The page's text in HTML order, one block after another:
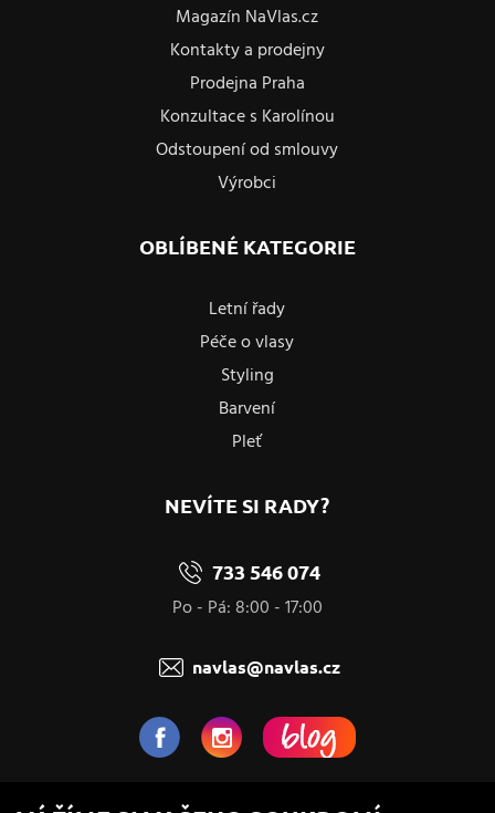
Magazín NaVlas.cz
Kontakty a prodejny
Prodejna Praha
Konzultace s Karolínou
Odstoupení od smlouvy
Výrobci
OBLÍBENÉ KATEGORIE
Letní řady
Péče o vlasy
Styling
Barvení
Pleť
NEVÍTE SI RADY?
733 546 074
Po - Pá: 8:00 - 17:00
navlas@navlas.cz
NaVlas.cz - Vlasová kosmetika